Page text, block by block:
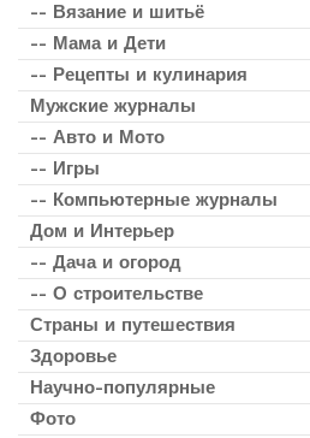
-- Вязание и шитьё
-- Мама и Дети
-- Рецепты и кулинария
Мужские журналы
-- Авто и Мото
-- Игры
-- Компьютерные журналы
Дом и Интерьер
-- Дача и огород
-- О строительстве
Страны и путешествия
Здоровье
Научно-популярные
Фото